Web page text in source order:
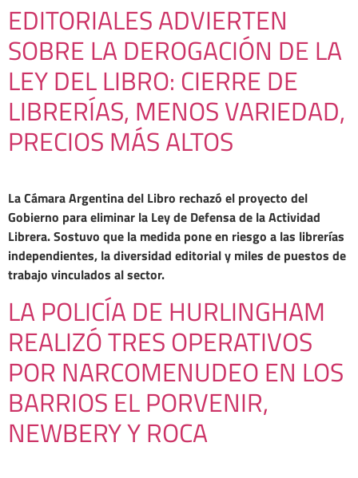
EDITORIALES ADVIERTEN
SOBRE LA DEROGACIÓN DE LA
LEY DEL LIBRO: CIERRE DE
LIBRERÍAS, MENOS VARIEDAD,
PRECIOS MÁS ALTOS
La Cámara Argentina del Libro rechazó el proyecto del
Gobierno para eliminar la Ley de Defensa de la Actividad
Librera. Sostuvo que la medida pone en riesgo a las librerías
independientes, la diversidad editorial y miles de puestos de
trabajo vinculados al sector.
LA POLICÍA DE HURLINGHAM
REALIZÓ TRES OPERATIVOS
POR NARCOMENUDEO EN LOS
BARRIOS EL PORVENIR,
NEWBERY Y ROCA